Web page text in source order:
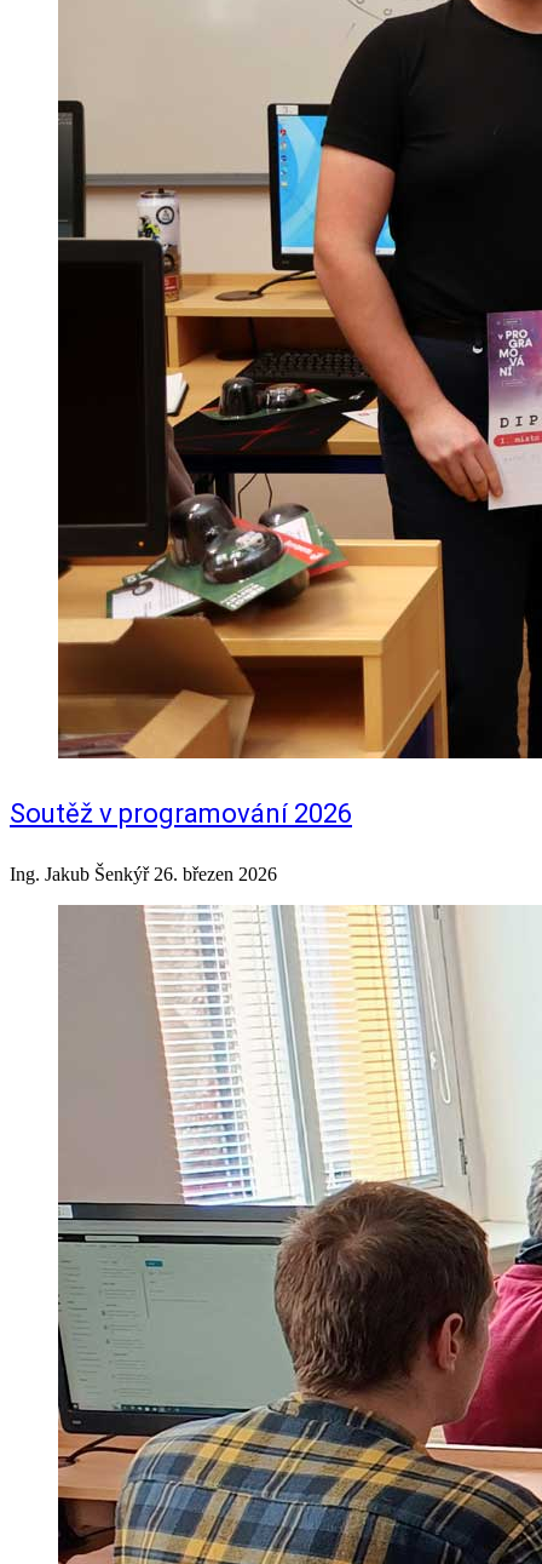
Soutěž v programování 2026
Ing. Jakub Šenkýř 26. březen 2026